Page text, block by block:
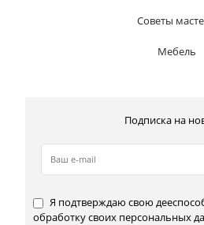
Советы
Мебель
Подписка на
Я подтверждаю свою
обработку своих персональных